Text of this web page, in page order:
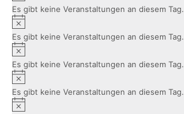
Es gibt keine Veranstaltungen an diesem Tag.
Es gibt keine Veranstaltungen an diesem Tag.
Es gibt keine Veranstaltungen an diesem Tag.
Es gibt keine Veranstaltungen an diesem Tag.